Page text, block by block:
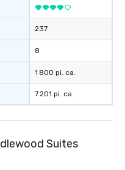
237
8
1 800 pi. ca.
7 201 pi. ca.
Suites